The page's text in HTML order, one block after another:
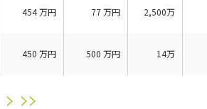
454万円 77万円 2,500万
450 万円 500 万円 14万